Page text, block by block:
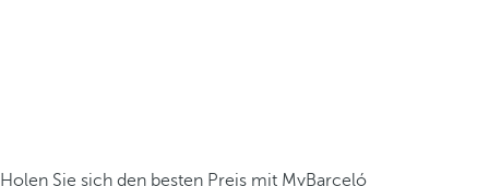
Holen Sie sich den besten Preis mit MyBarceló